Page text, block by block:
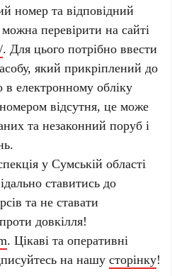
номер та відповідний
перевірити на сайті
. Для цього потрібно ввести
який прикріплений до
електронному обліку
відсутня, це може
та незаконний поруб і
у Сумській області
ставитись до
та не ставати
довкілля!
. Цікаві та оперативні
на нашусторінку!